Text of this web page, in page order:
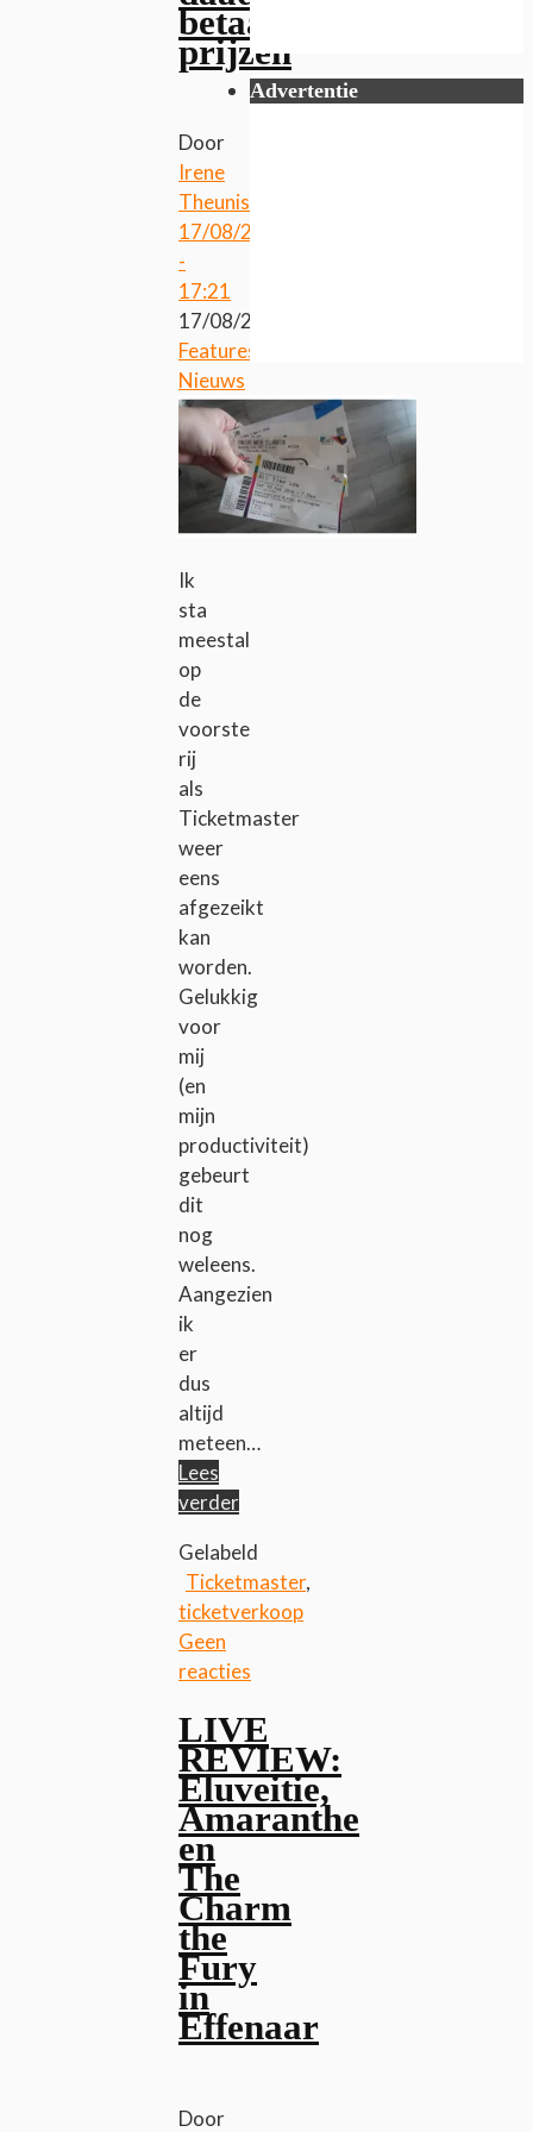
betaalbare
prijzen
Door
Irene
Theunissen
17/08/2018
-
17:21
17/08/2018
Features
Nieuws
Ik
sta
meestal
op
de
voorste
rij
als
Ticketmaster
weer
eens
afgezeikt
kan
worden.
Gelukkig
voor
mij
(en
mijn
productiviteit)
gebeurt
dit
nog
weleens.
Aangezien
ik
er
dus
altijd
meteen…
Lees
verder
Gelabeld
Ticketmaster,
ticketverkoop
Geen
reacties
LIVE
REVIEW:
Eluveitie,
Amaranthe
en
The
Charm
the
Fury
in
Effenaar
Door
Advertentie